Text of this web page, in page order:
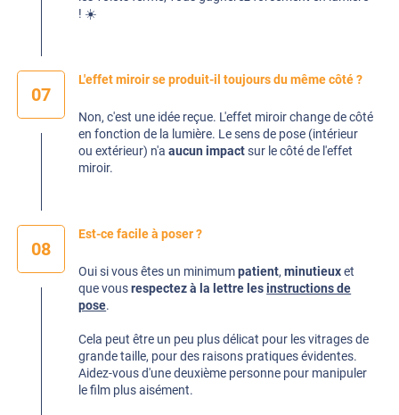
! ☀️
07
L'effet miroir se produit-il toujours du même côté ?
Non, c'est une idée reçue. L'effet miroir change de côté
en fonction de la lumière. Le sens de pose (intérieur
ou extérieur) n'aaucun impactsur le côté de l'effet
miroir.
08
Est-ce facile à poser ?
Oui si vous êtes un minimumpatient,minutieuxet
que vousrespectez à la lettre lesinstructions de
pose.
Cela peut être un peu plus délicat pour les vitrages de
grande taille, pour des raisons pratiques évidentes.
Aidez-vous d'une deuxième personne pour manipuler
le film plus aisément.